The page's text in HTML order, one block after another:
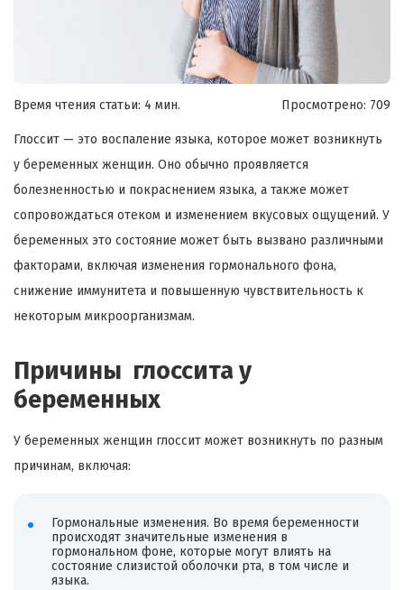
Время чтения статьи: 4 мин. Просмотрено: 709
Глоссит — это воспаление языка, которое может возникнуть
у беременных женщин. Оно обычно проявляется
болезненностью и покраснением языка, а также может
сопровождаться отеком и изменением вкусовых ощущений. У
беременных это состояние может быть вызвано различными
факторами, включая изменения гормонального фона,
снижение иммунитета и повышенную чувствительность к
некоторым микроорганизмам.
Причины глоссита у
беременных
У беременных женщин глоссит может возникнуть по разным
причинам, включая:
Гормональные изменения. Во время беременности
происходят значительные изменения в
гормональном фоне, которые могут влиять на
состояние слизистой оболочки рта, в том числе и
языка.